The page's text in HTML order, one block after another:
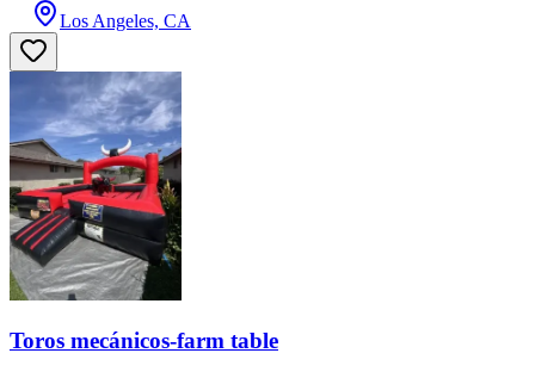
Los Angeles, CA
Toros mecánicos-farm table